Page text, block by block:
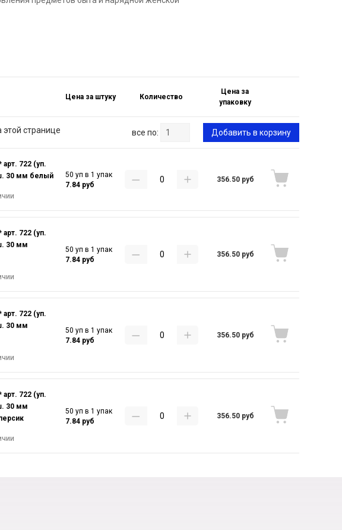
Цена за штуку Количество
Цена за
упаковку
этой странице все по: Добавить в корзину
арт. 722 (уп.
30 мм белый
50 уп в 1 упак
7.84 руб
356.50 руб
арт. 722 (уп.
30 мм
50 уп в 1 упак
7.84 руб
356.50 руб
арт. 722 (уп.
30 мм
50 уп в 1 упак
7.84 руб
356.50 руб
арт. 722 (уп.
30 мм
50 уп в 1 упак
7.84 руб
356.50 руб